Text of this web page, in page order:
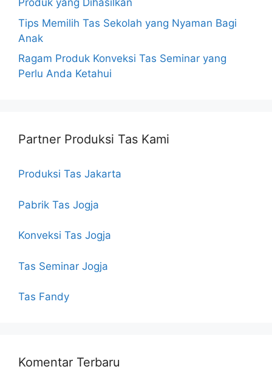
Produk yang Dihasilkan
Tips Memilih Tas Sekolah yang Nyaman Bagi
Anak
Ragam Produk Konveksi Tas Seminar yang
Perlu Anda Ketahui
Partner Produksi Tas Kami
Produksi Tas Jakarta
Pabrik Tas Jogja
Konveksi Tas Jogja
Tas Seminar Jogja
Tas Fandy
Komentar Terbaru